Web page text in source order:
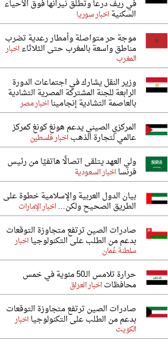
في ريف درعا وتطلق نيرانها فوق الأحياء
السكنيةاخبار سوريا
موجة حر متواصلة وأمطار رعدية تضرب
مناطق واسعة بالمغرب حتى الثلاثاءاخبار
المغرب
وزير النقل يشارك في اجتماعات الدورة
الرابعة للجنة المشتركة المصرية التشادية
بالعاصمة التشادية إنجامينااخبار مصر
المركزي الصيني يدعم هونغ كونغ كمركز
عالمي لتجارة الذهباخبار فلسطين
ولي العهد يتلقى اتصالًا هاتفيًا من رئيس
فرنسااخبار السعودية
بيان الدول العربية والإسلامية خطوة على
الطريق الصحيح ولكن...اخبار الإمارات
صادرات الصين ترتفع متجاوزة التوقعات
بدعم من الطلب على التكنولوجيااخبار
سلطنة عُمان
حرارة تلامس الـ50 مئوية في خمس
محافظاتاخبار العراق
صادرات الصين ترتفع متجاوزة التوقعات
بدعم من الطلب على التكنولوجيااخبار
الكويت